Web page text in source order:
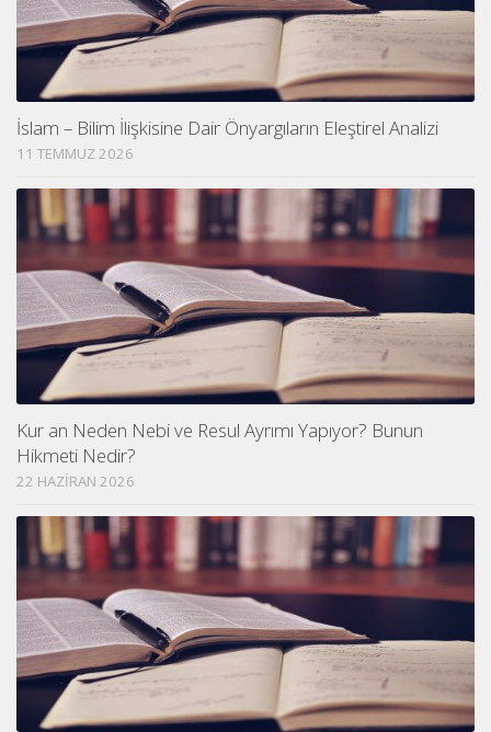
İslam – Bilim İlişkisine Dair Önyargıların Eleştirel Analizi
11 TEMMUZ 2026
Kur an Neden Nebi ve Resul Ayrımı Yapıyor? Bunun
Hikmeti Nedir?
22 HAZIRAN 2026